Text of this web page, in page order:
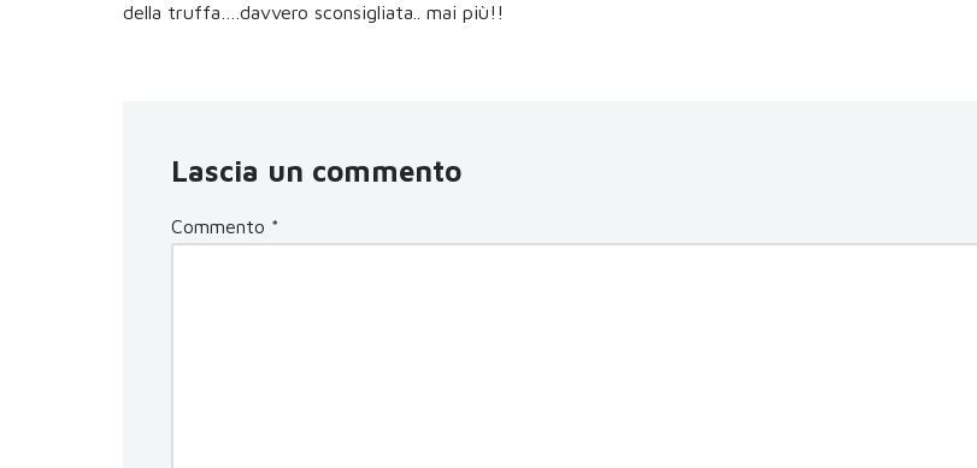
della truffa….davvero sconsigliata.. mai più!!
Lascia un commento
Commento *